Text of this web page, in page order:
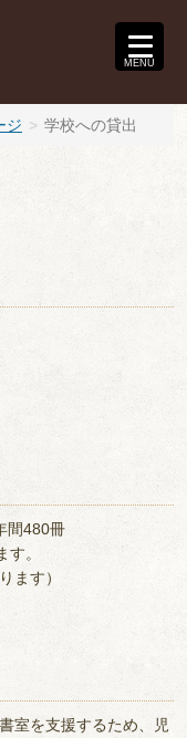
MENU
ジ 学校への貸出
間480冊
。
ます）
室を支援するため、児